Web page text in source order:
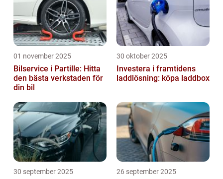
01 november 2025
Bilservice i Partille: Hitta
den bästa verkstaden för
din bil
30 oktober 2025
Investera i framtidens
laddlösning: köpa laddbox
30 september 2025 26 september 2025